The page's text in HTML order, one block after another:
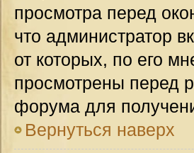
просмотра перед
что администратор
от которых, по его
просмотрены перед
форума для
Вернуться наверх